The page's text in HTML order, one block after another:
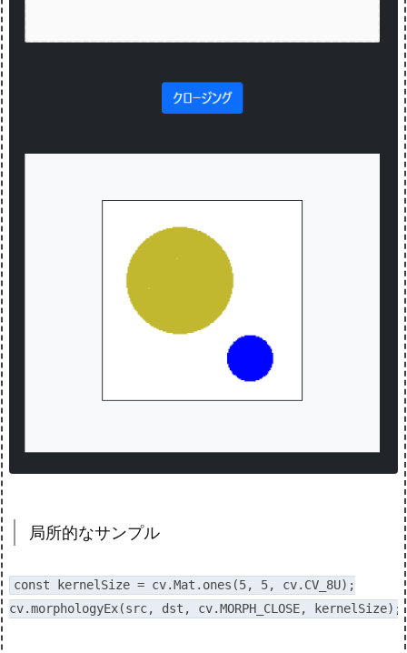
局所的なサンプル
const kernelSize = cv.Mat.ones(5, 5, cv.CV_8U);
cv.morphologyEx(src, dst, cv.MORPH_CLOSE, kernelSize);